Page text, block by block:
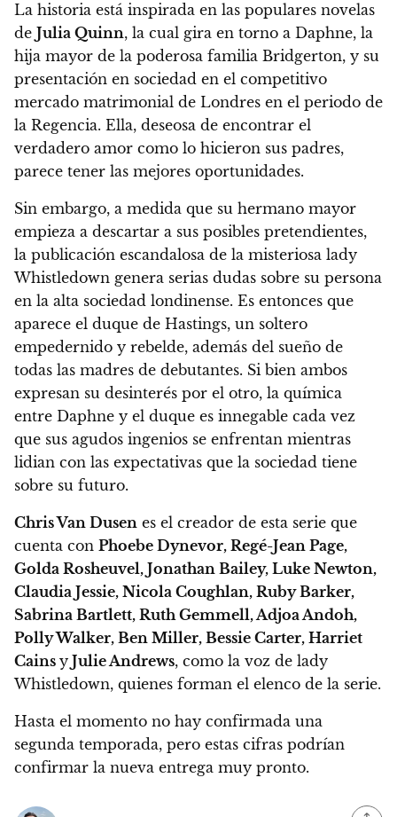
La historia está inspirada en las populares novelas
de Julia Quinn, la cual gira en torno a Daphne, la
hija mayor de la poderosa familia Bridgerton, y su
presentación en sociedad en el competitivo
mercado matrimonial de Londres en el periodo de
la Regencia. Ella, deseosa de encontrar el
verdadero amor como lo hicieron sus padres,
parece tener las mejores oportunidades.
Sin embargo, a medida que su hermano mayor
empieza a descartar a sus posibles pretendientes,
la publicación escandalosa de la misteriosa lady
Whistledown genera serias dudas sobre su persona
en la alta sociedad londinense. Es entonces que
aparece el duque de Hastings, un soltero
empedernido y rebelde, además del sueño de
todas las madres de debutantes. Si bien ambos
expresan su desinterés por el otro, la química
entre Daphne y el duque es innegable cada vez
que sus agudos ingenios se enfrentan mientras
lidian con las expectativas que la sociedad tiene
sobre su futuro.
Chris Van Dusen es el creador de esta serie que
cuenta con Phoebe Dynevor, Regé-Jean Page,
Golda Rosheuvel, Jonathan Bailey, Luke Newton,
Claudia Jessie, Nicola Coughlan, Ruby Barker,
Sabrina Bartlett, Ruth Gemmell, Adjoa Andoh,
Polly Walker, Ben Miller, Bessie Carter, Harriet
Cains y Julie Andrews, como la voz de lady
Whistledown, quienes forman el elenco de la serie.
Hasta el momento no hay confirmada una
segunda temporada, pero estas cifras podrían
confirmar la nueva entrega muy pronto.